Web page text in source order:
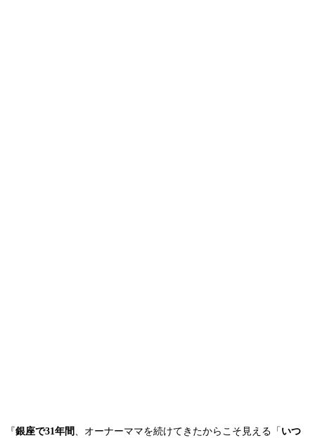
『銀座で31年間、オーナーママを続けてきたからこそ見える 「いつ